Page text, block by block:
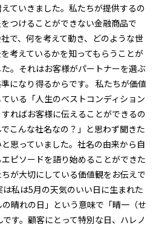
ていきました。私たちが提供するの
つけることができない金融商品で
で、何を考えて動き、どのような世
考えているかを知ってもらうことが
。それはお客様がパートナーを選ぶ
になり得るからです。 私たちが価値
いる「人生のベストコンディション
ればお客様に伝えることができるの
こんな社名なの？」と思わず聞きた
思っていました。社名の由来から自
ピソードを語り始めることができた
が大切にしている価値観をお伝えで
私は5月の天気のいい日に生まれた
晴れの日」という意味で「晴一（せ
す。顧客にとって特別な日、ハレノ